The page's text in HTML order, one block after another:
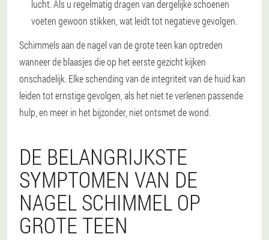
lucht. Als u regelmatig dragen van dergelijke schoenen
voeten gewoon stikken, wat leidt tot negatieve gevolgen.
Schimmels aan de nagel van de grote teen kan optreden
wanneer de blaasjes die op het eerste gezicht kijken
onschadelijk. Elke schending van de integriteit van de huid kan
leiden tot ernstige gevolgen, als het niet te verlenen passende
hulp, en meer in het bijzonder, niet ontsmet de wond.
DE BELANGRIJKSTE
SYMPTOMEN VAN DE
NAGEL SCHIMMEL OP
GROTE TEEN